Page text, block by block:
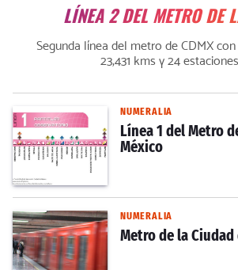
LÍNEA 2 DEL METRO DE
Segunda línea del metro de CDMX
23,431 kms y 24
NUMERALIA
Línea 1 del Metro
México
NUMERALIA
Metro de la Ciudad